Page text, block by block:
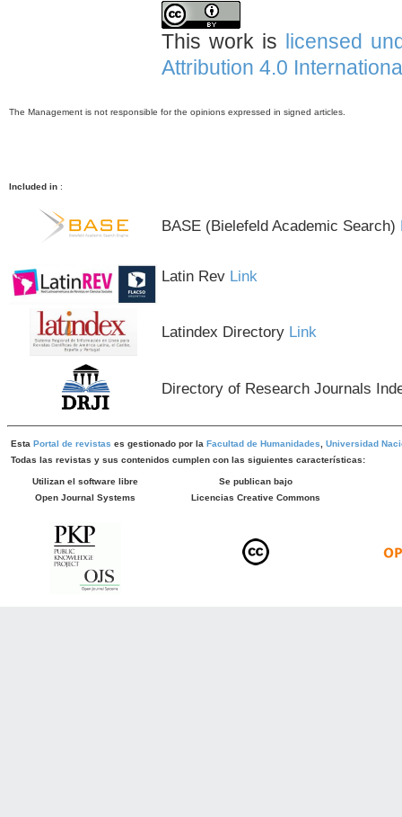
This work is licensed
Attribution 4.0
The Management is not responsible for the opinions expressed in signed articles.
Included in :
BASE (Bielefeld Academic Search)
Latin Rev Link
Latindex Directory Link
Directory of Research Journals
Esta Portal de revistas es gestionado por la Facultad de Humanidades
Universidad
Todas las revistas y sus contenidos cumplen con las siguientes características:
Utilizan el software libre
Open Journal Systems
Se publican bajo
Licencias Creative Commons